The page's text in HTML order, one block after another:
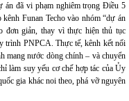
án đã vi phạm nghiêm trọng Điều 5
Funan Techo vào nhóm “dự án
đơn giản, thay vì thực hiện thủ tục
trình PNPCA. Thực tế, kênh kết nối
mang nước dòng chính – và chuyển
làm suy yếu cơ chế hợp tác của Ủy
gia khác noi theo, phá vỡ nguyên